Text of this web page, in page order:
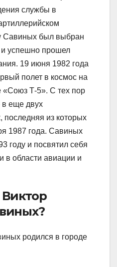
службы в
Савиных был выбран
и успешно прошел
19 июня 1982 года
полет в космос на
«Союз Т-5». С тех пор
в еще двух
последняя из которых
1987 года. Савиных
году и посвятил себя
в области авиации и
родился в городе